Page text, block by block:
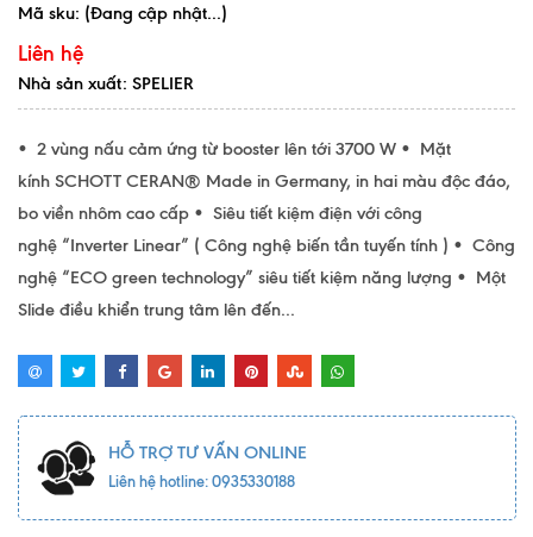
Mã sku: (Đang cập nhật...)
Liên hệ
Nhà sản xuất: SPELIER
• 2 vùng nấu cảm ứng từ booster lên tới 3700 W • Mặt
kính SCHOTT CERAN® Made in Germany, in hai màu độc đáo,
bo viền nhôm cao cấp • Siêu tiết kiệm điện với công
nghệ “Inverter Linear” ( Công nghệ biến tần tuyến tính ) • Công
nghệ “ECO green technology” siêu tiết kiệm năng lượng • Một
Slide điều khiển trung tâm lên đến...
HỖ TRỢ TƯ VẤN ONLINE
Liên hệ hotline: 0935330188